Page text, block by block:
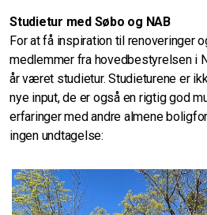
Studietur med Søbo og NAB
For at få inspiration til renoveringer
medlemmer fra hovedbestyrelsen i
år været studietur. Studieturene er
nye input, de er også en rigtig god
erfaringer med andre almene
ingen undtagelse: